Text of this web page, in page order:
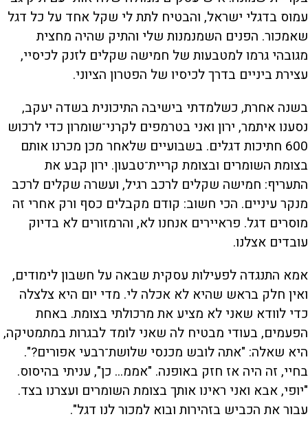
עמוס בדגלי ישראל, והבטיח לתת לי שקל אחד על כל דגל
שאמכור. הפנים השמנמנות שלי והתיק שהיה מחצית
מגובהי גרמו למטבעות של חמישה שקלים לזנק לכיסיי,
עצירת ביניים בדרך לכיסיו של הפטרון הציוני.
בשנה אחרת, כשלמדתי בישיבה התיכונית בשדה יעקב,
נסענו איתמר, ירון ואני בטרמפים לקרני־שומרון כדי לרכוש
600 חתיכות דגלים. בשבועיים שלאחר מכן מכרנו אותם
בצומת השומרים ובצומת קריית־טבעון. ירון קבע את
התעריף: חמישה שקלים לרכב רגיל, ועשרה שקלים לרכב
מנקר עיניים. הכי חשוב: קודם מקבלים כסף ורק אחרי זה
מוסרים דגל. פראיירים אנחנו לא, והרמזורים לא בדיוק
עובדים אצלנו.
אמא התנגדה לפעילות עסקית שבאה על חשבון לימודים,
ואין חלק בראש שהיא לא אכלה לי. מדי יום היא צלצלה
כדי לוודא שאני לא מציע את מרכולתי בצומת. באחת
הפעמים, בעודי מבטיח לה שאני לומד לבגרות במתמטיקה,
היא שאלה: "אתה לובש מכנסי שלושת־רבעי אפורים?".
בחיי, זה היה אז חזק באופנה. "אממ... כן", עניתי בהיסוס.
"יופי, אבא ואני ראינו אותך בצומת השומרים ועצרנו בצד.
עבור את הכביש בזהירות ובוא למכור לנו דגל".